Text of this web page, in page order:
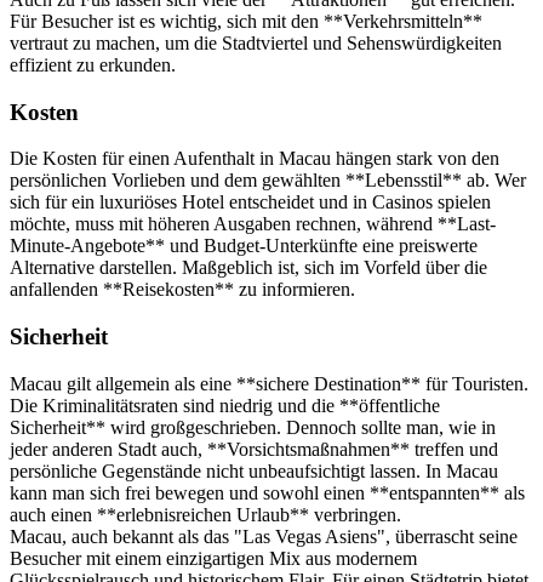
Für Besucher ist es wichtig, sich mit den **Verkehrsmitteln**
vertraut zu machen, um die Stadtviertel und Sehenswürdigkeiten
effizient zu erkunden.
Kosten
Die Kosten für einen Aufenthalt in Macau hängen stark von den
persönlichen Vorlieben und dem gewählten **Lebensstil** ab. Wer
sich für ein luxuriöses Hotel entscheidet und in Casinos spielen
möchte, muss mit höheren Ausgaben rechnen, während **Last-
Minute-Angebote** und Budget-Unterkünfte eine preiswerte
Alternative darstellen. Maßgeblich ist, sich im Vorfeld über die
anfallenden **Reisekosten** zu informieren.
Sicherheit
Macau gilt allgemein als eine **sichere Destination** für Touristen.
Die Kriminalitätsraten sind niedrig und die **öffentliche
Sicherheit** wird großgeschrieben. Dennoch sollte man, wie in
jeder anderen Stadt auch, **Vorsichtsmaßnahmen** treffen und
persönliche Gegenstände nicht unbeaufsichtigt lassen. In Macau
kann man sich frei bewegen und sowohl einen **entspannten** als
auch einen **erlebnisreichen Urlaub** verbringen.
Macau, auch bekannt als das "Las Vegas Asiens", überrascht seine
Besucher mit einem einzigartigen Mix aus modernem